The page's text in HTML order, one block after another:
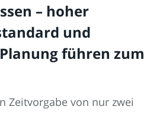
– hoher
und
führen zum
Zeitvorgabe von nur zwei